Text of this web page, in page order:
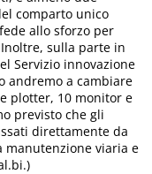
comparto unico
allo sforzo per
sulla parte in
Servizio innovazione
andremo a cambiare
plotter, 10 monitor e
previsto che gli
direttamente da
manutenzione viaria e